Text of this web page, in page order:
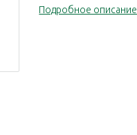
Подробное описание